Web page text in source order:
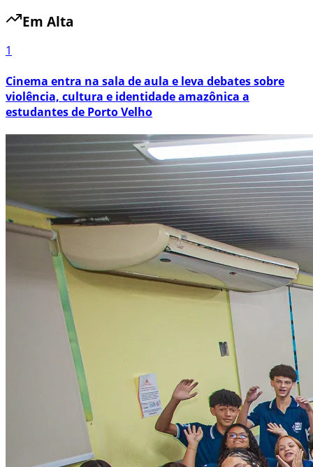
Em Alta
1
Cinema entra na sala de aula e leva debates sobre
violência, cultura e identidade amazônica a
estudantes de Porto Velho